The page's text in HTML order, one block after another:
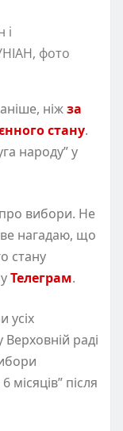
і
фото
ніжза
стану.
народу” у
вибори. Не
нагадаю, що
стану
Телеграм.
усіх
раді
місяців” після